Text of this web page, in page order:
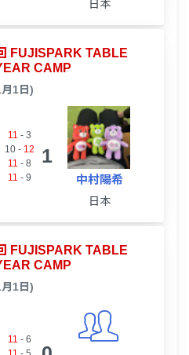
日本
FUJISPARK TABLE
CAMP
1日)
11 - 3
10- 12
11 - 8
11 - 9
1
中村陽希
日本
FUJISPARK TABLE
CAMP
1日)
11 - 6